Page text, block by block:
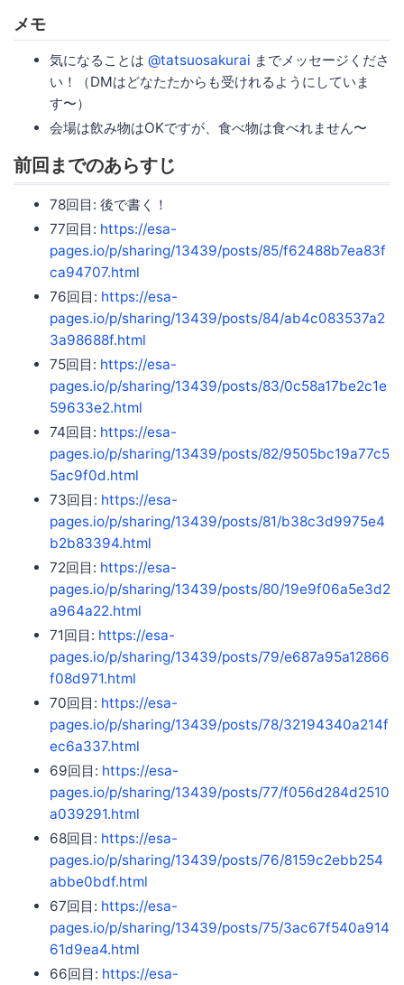
メモ
気になることは @tatsuosakurai までメッセージくださ
い！（DMはどなたたからも受けれるようにしていま
す〜）
会場は飲み物はOKですが、食べ物は食べれません〜
前回までのあらすじ
78回目: 後で書く！
77回目: https://esa-
pages.io/p/sharing/13439/posts/85/f62488b7ea83f
ca94707.html
76回目: https://esa-
pages.io/p/sharing/13439/posts/84/ab4c083537a2
3a98688f.html
75回目: https://esa-
pages.io/p/sharing/13439/posts/83/0c58a17be2c1e
59633e2.html
74回目: https://esa-
pages.io/p/sharing/13439/posts/82/9505bc19a77c5
5ac9f0d.html
73回目: https://esa-
pages.io/p/sharing/13439/posts/81/b38c3d9975e4
b2b83394.html
72回目: https://esa-
pages.io/p/sharing/13439/posts/80/19e9f06a5e3d2
a964a22.html
71回目: https://esa-
pages.io/p/sharing/13439/posts/79/e687a95a12866
f08d971.html
70回目: https://esa-
pages.io/p/sharing/13439/posts/78/32194340a214f
ec6a337.html
69回目: https://esa-
pages.io/p/sharing/13439/posts/77/f056d284d2510
a039291.html
68回目: https://esa-
pages.io/p/sharing/13439/posts/76/8159c2ebb254
abbe0bdf.html
67回目: https://esa-
pages.io/p/sharing/13439/posts/75/3ac67f540a914
61d9ea4.html
66回目: https://esa-